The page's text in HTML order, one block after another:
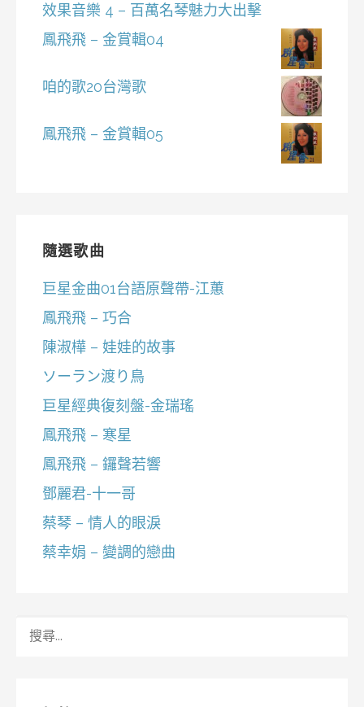
效果音樂 4 – 百萬名琴魅力大出擊
鳳飛飛 – 金賞輯04
咱的歌20台灣歌
鳳飛飛 – 金賞輯05
隨選歌曲
巨星金曲01台語原聲帶-江蕙
鳳飛飛 – 巧合
陳淑樺 – 娃娃的故事
ソーラン渡り鳥
巨星經典復刻盤-金瑞瑤
鳳飛飛 – 寒星
鳳飛飛 – 鑼聲若響
鄧麗君-十一哥
蔡琴 – 情人的眼淚
蔡幸娟 – 變調的戀曲